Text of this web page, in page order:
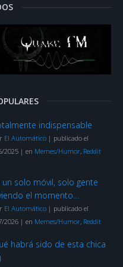
indispensable
El Automático | publicado el
2025 | en Memes/Humor, Reddit
un solo móvil, solo gente
el momento…
El Automático | publicado el
2026 | en Memes/Humor, Reddit
habrá sido de esta chica